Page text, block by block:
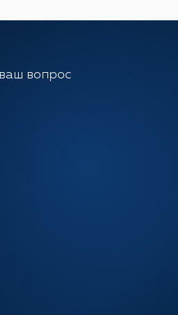
вопрос